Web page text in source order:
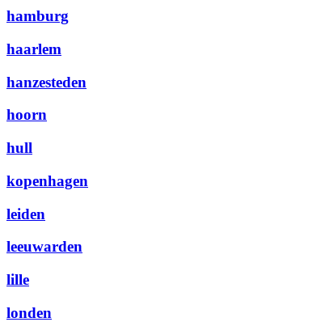
hamburg
haarlem
hanzesteden
hoorn
hull
kopenhagen
leiden
leeuwarden
lille
londen